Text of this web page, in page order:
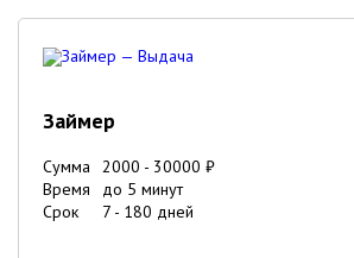
Займер
Сумма 2000 - 30000 ₽
Время
до 5 минут
Срок
7 - 180 дней